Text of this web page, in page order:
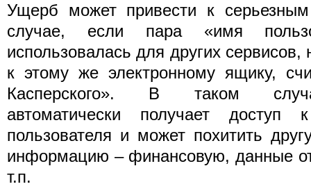
Ущерб может привести к
случае, если пара «имя
использовалась для других
к этому же электронному ящику,
Касперского». В таком
автоматически получает доступ
пользователя и может похитить
информацию – финансовую, данные от
т.п.